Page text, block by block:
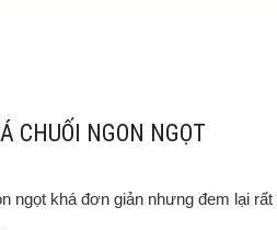
CHUỐI NGON NGỌT
ngọt khá đơn giản nhưng đem lại